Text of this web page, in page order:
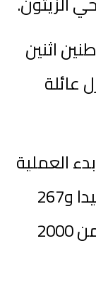
اثنين
العملية
البرية مساء الخميس لـ 30 شهيدا و267
شهيدا منذ بدء العدوان واكثر من 2000